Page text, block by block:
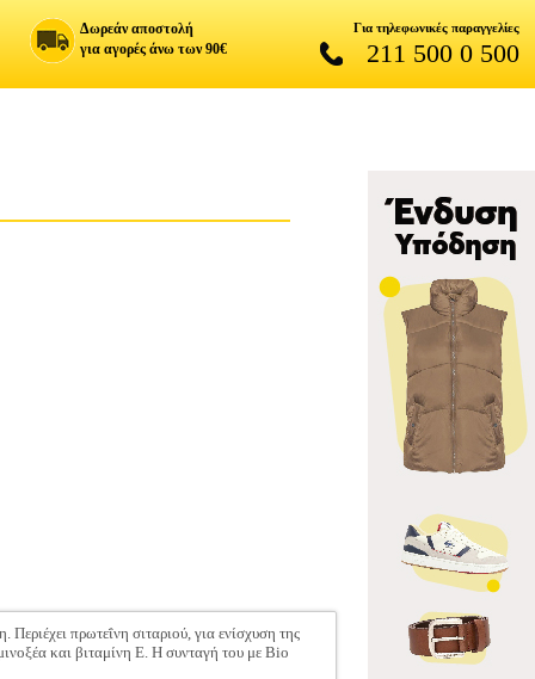
Δωρεάν αποστολή
για αγορές άνω των 90€
Για τηλεφωνικές παραγγελίες
211 500 0 500
πρωτεΐνη σιταριού, για ενίσχυση της
και βιταμίνη Ε. Η συνταγή του με Bio